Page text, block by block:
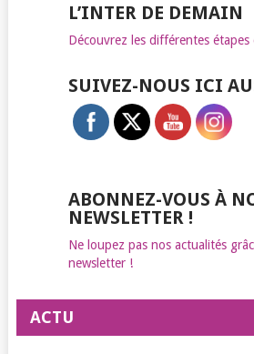
L’INTER DE DEMAIN
Découvrez les différentes
SUIVEZ-NOUS ICI
ABONNEZ-VOUS À
NEWSLETTER !
Ne loupez pas nos actualités
newsletter !
ACTU